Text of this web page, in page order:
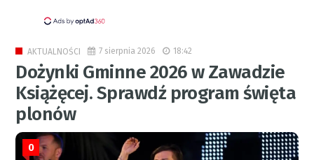
AKTUALNOŚCI 7 sierpnia 2026 18:42
Dożynki Gminne 2026 w Zawadzie
Książęcej. Sprawdź program święta
plonów
0